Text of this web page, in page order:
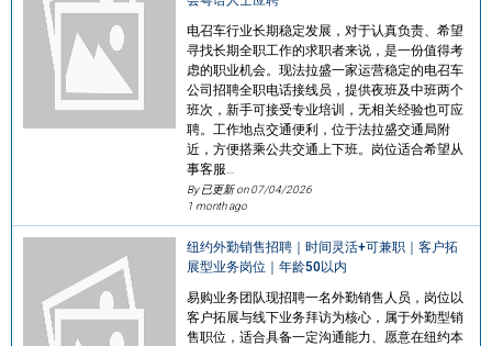
电召车行业长期稳定发展，对于认真负责、希望
寻找长期全职工作的求职者来说，是一份值得考
虑的职业机会。现法拉盛一家运营稳定的电召车
公司招聘全职电话接线员，提供夜班及中班两个
班次，新手可接受专业培训，无相关经验也可应
聘。工作地点交通便利，位于法拉盛交通局附
近，方便搭乘公共交通上下班。岗位适合希望从
事客服…
By 已更新 on07/04/2026
1 month ago
纽约外勤销售招聘｜时间灵活+可兼职｜客户拓
展型业务岗位｜年龄50以内
易购业务团队现招聘一名外勤销售人员，岗位以
客户拓展与线下业务拜访为核心，属于外勤型销
售职位，适合具备一定沟通能力、愿意在纽约本